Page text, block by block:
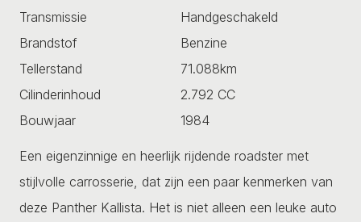
Transmissie
Handgeschakeld
Brandstof
Benzine
Tellerstand
71.088km
Cilinderinhoud
2.792 CC
Bouwjaar
1984
Een eigenzinnige en heerlijk rijdende roadster met
stijlvolle carrosserie, dat zijn een paar kenmerken van
deze Panther Kallista. Het is niet alleen een leuke auto